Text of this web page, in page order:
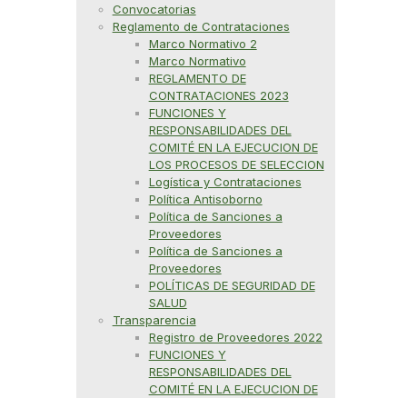
Convocatorias
Reglamento de Contrataciones
Marco Normativo 2
Marco Normativo
REGLAMENTO DE
CONTRATACIONES 2023
FUNCIONES Y
RESPONSABILIDADES DEL
COMITÉ EN LA EJECUCION DE
LOS PROCESOS DE SELECCION
Logística y Contrataciones
Política Antisoborno
Política de Sanciones a
Proveedores
Política de Sanciones a
Proveedores
POLÍTICAS DE SEGURIDAD DE
SALUD
Transparencia
Registro de Proveedores 2022
FUNCIONES Y
RESPONSABILIDADES DEL
COMITÉ EN LA EJECUCION DE